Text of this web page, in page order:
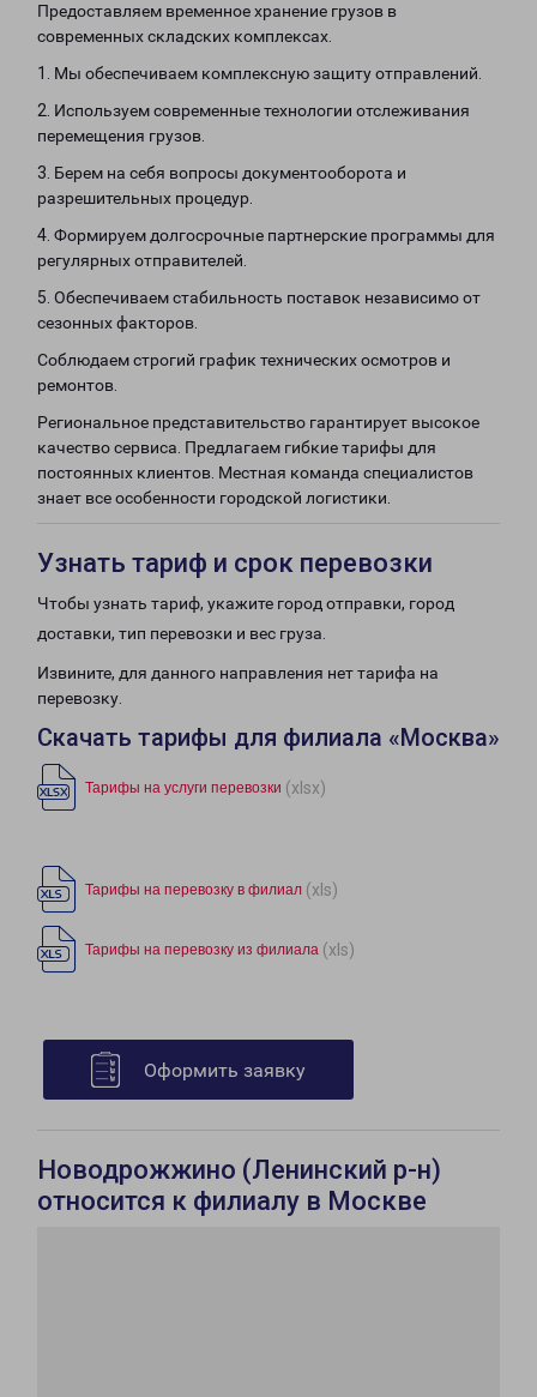
Предоставляем временное хранение грузов в
современных складских комплексах.
1. Мы обеспечиваем комплексную защиту отправлений.
2. Используем современные технологии отслеживания
перемещения грузов.
3. Берем на себя вопросы документооборота и
разрешительных процедур.
4. Формируем долгосрочные партнерские программы для
регулярных отправителей.
5. Обеспечиваем стабильность поставок независимо от
сезонных факторов.
Соблюдаем строгий график технических осмотров и
ремонтов.
Региональное представительство гарантирует высокое
качество сервиса. Предлагаем гибкие тарифы для
постоянных клиентов. Местная команда специалистов
знает все особенности городской логистики.
Узнать тариф и срок перевозки
Чтобы узнать тариф, укажите город отправки, город
доставки, тип перевозки и вес груза.
Извините, для данного направления нет тарифа на
перевозку.
Скачать тарифы для филиала «Москва»
Тарифы на услуги перевозки (xlsx)
Тарифы на перевозку в филиал (xls)
Тарифы на перевозку из филиала (xls)
Оформить заявку
Новодрожжино (Ленинский р-н)
относится к филиалу в Москве